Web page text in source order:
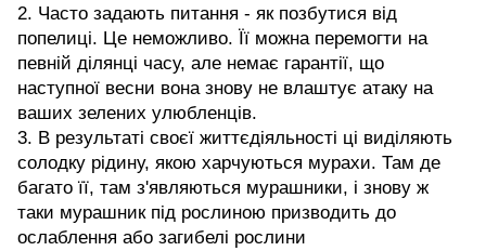
2. Часто задають питання - як позбутися від
попелиці. Це неможливо. Її можна перемогти на
певній ділянці часу, але немає гарантії, що
наступної весни вона знову не влаштує атаку на
ваших зелених улюбленців.
3. В результаті своєї життєдіяльності ці виділяють
солодку рідину, якою харчуються мурахи. Там де
багато її, там з'являються мурашники, і знову ж
таки мурашник під рослиною призводить до
ослаблення або загибелі рослини